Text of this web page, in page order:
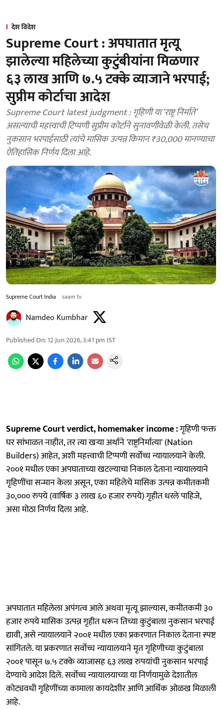
देश विदेश
Supreme Court : अपघातात मृत्यू
झालेल्या महिलेच्या कुटुंबीयांना मिळणार
६३ लाख आणि ७.५ टक्के व्याजाने भरपाई;
सुप्रीम कोर्टाचा आदेश
Supreme Court latest judgment : गृहिणी या ‘राष्ट्र निर्माते’
असल्याची महत्त्वाची टिप्पणी सुप्रीम कोर्टाने सुनावणीवेळी केली. तसेच
नुकसान भरपाईसाठी त्यांचे मासिक उत्पन्न किमान ₹30,000 मानण्याचा
ऐतिहासिक निर्णय दिला आहे.
Supreme Court India saam tv
Namdeo Kumbhar
Published On:12 Jun 2026, 3:41 pm IST
Supreme Court verdict, homemaker income :गृहिणी फक्त
घर सांभाळत नाहीत, तर त्या खऱ्या अर्थाने 'राष्ट्रनिर्मात्या' (Nation
Builders) आहेत, अशी महत्त्वाची टिप्पणी सर्वोच्च न्यायालयाने केली.
२००१ मधील एका अपघाताच्या खटल्याचा निकाल देताना न्यायालयाने
गृहिणींचा सन्मान केला असून, एका महिलेचे मासिक उत्पन्न कमीतकमी
३०,००० रुपये (वार्षिक ३ लाख ६० हजार रुपये) गृहीत धरले पाहिजे,
असा मोठा निर्णय दिला आहे.
अपघातात महिलेला अपंगत्व आले अथवा मृत्यू झाल्यास, कमीतकमी ३०
हजार रुपये मासिक उत्पन्न गृहीत धरून तिच्या कुटुंबाला नुकसान भरपाई
द्यावी, असे न्यायालयाने २००१ मधील एका प्रकरणात निकाल देताना स्पष्ट
सांगितले. या प्रकरणात सर्वोच्च न्यायालयाने मृत गृहिणीच्या कुटुंबाला
२००१ पासून ७.५ टक्के व्याजासह ६३ लाख रुपयांची नुकसान भरपाई
देण्याचे आदेश दिले. सर्वोच्च न्यायालयाच्या या निर्णयामुळे देशातील
कोट्यवधी गृहिणींच्या कामाला कायदेशीर आणि आर्थिक ओळख मिळाली
आहे.